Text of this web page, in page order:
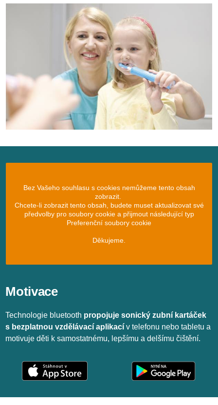
Bez Vašeho souhlasu s cookies nemůžeme tento obsah
zobrazit.
Chcete-li zobrazit tento obsah, budete muset aktualizovat své
předvolby pro soubory cookie a přijmout následující typ
Preferenční soubory cookie
Děkujeme.
Motivace
Technologie bluetooth propojuje sonický zubní kartáček
s bezplatnou vzdělávací aplikací v telefonu nebo tabletu a
motivuje děti k samostatnému, lepšímu a delšímu čištění.